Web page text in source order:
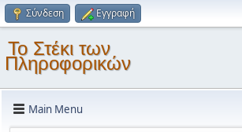
Σύνδεση Εγγραφή
Το Στέκι των
Πληροφορικών
Main Menu